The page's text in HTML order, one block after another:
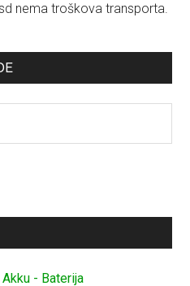
nema troškova transporta.